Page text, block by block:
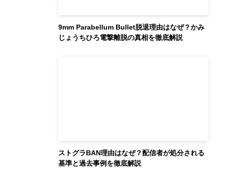
9mm Parabellum Bullet脱退理由はなぜ？かみ
じょうちひろ電撃離脱の真相を徹底解説
ストグラBAN理由はなぜ？配信者が処分される
基準と過去事例を徹底解説